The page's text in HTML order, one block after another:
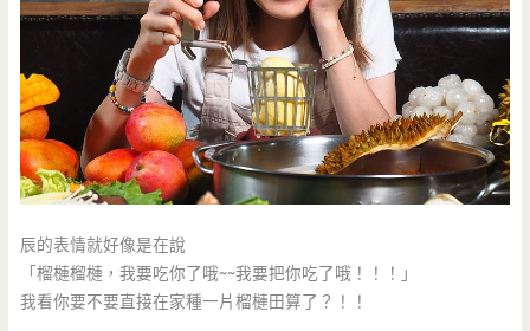
辰的表情就好像是在說
「榴槤榴槤，我要吃你了哦~~我要把你吃了哦！！！」
我看你要不要直接在家種一片榴槤田算了？！！